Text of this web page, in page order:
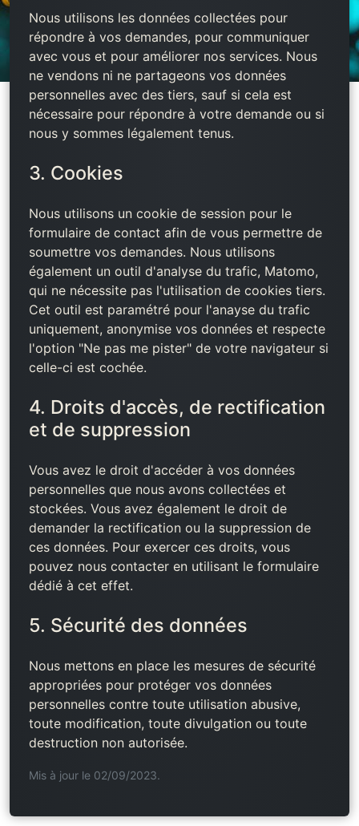
Nous utilisons les données collectées pour
répondre à vos demandes, pour communiquer
avec vous et pour améliorer nos services. Nous
ne vendons ni ne partageons vos données
personnelles avec des tiers, sauf si cela est
nécessaire pour répondre à votre demande ou si
nous y sommes légalement tenus.
3. Cookies
Nous utilisons un cookie de session pour le
formulaire de contact afin de vous permettre de
soumettre vos demandes. Nous utilisons
également un outil d'analyse du trafic, Matomo,
qui ne nécessite pas l'utilisation de cookies tiers.
Cet outil est paramétré pour l'anayse du trafic
uniquement, anonymise vos données et respecte
l'option "Ne pas me pister" de votre navigateur si
celle-ci est cochée.
4. Droits d'accès, de rectification
et de suppression
Vous avez le droit d'accéder à vos données
personnelles que nous avons collectées et
stockées. Vous avez également le droit de
demander la rectification ou la suppression de
ces données. Pour exercer ces droits, vous
pouvez nous contacter en utilisant le formulaire
dédié à cet effet.
5. Sécurité des données
Nous mettons en place les mesures de sécurité
appropriées pour protéger vos données
personnelles contre toute utilisation abusive,
toute modification, toute divulgation ou toute
destruction non autorisée.
Mis à jour le 02/09/2023.